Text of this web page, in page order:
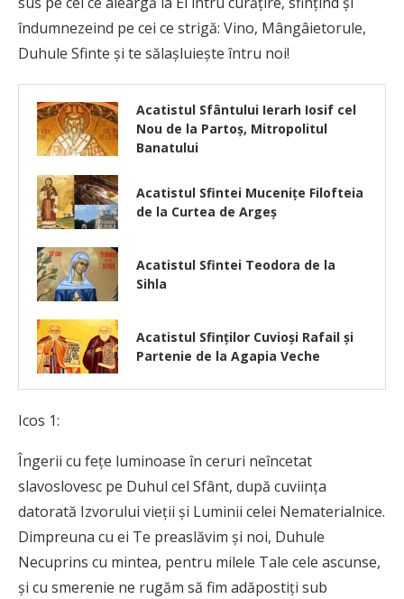
îndumnezeind pe cei ce strigă: Vino, Mângâietorule,
Duhule Sfinte și te sălașluiește întru noi!
Acatistul Sfântului Ierarh Iosif cel
Nou de la Partoş, Mitropolitul
Banatului
Acatistul Sfintei Muceniţe Filofteia
de la Curtea de Argeș
Acatistul Sfintei Teodora de la
Sihla
Acatistul Sfinţilor Cuvioşi Rafail şi
Partenie de la Agapia Veche
Icos 1:
Îngerii cu fețe luminoase în ceruri neîncetat
slavoslovesc pe Duhul cel Sfânt, după cuviința
datorată Izvorului vieții și Luminii celei Nematerialnice.
Dimpreuna cu ei Te preaslăvim și noi, Duhule
Necuprins cu mintea, pentru milele Tale cele ascunse,
și cu smerenie ne rugăm să fim adăpostiți sub